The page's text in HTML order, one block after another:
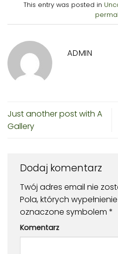
This entry was posted in
ADMIN
Just another post with A
Gallery
Dodaj komentarz
Twój adres email nie
Pola, których
oznaczone symbolem *
Komentarz